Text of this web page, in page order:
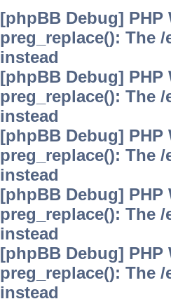
[phpBB Debug] PHP
preg_replace(): The
instead
[phpBB Debug] PHP
preg_replace(): The
instead
[phpBB Debug] PHP
preg_replace(): The
instead
[phpBB Debug] PHP
preg_replace(): The
instead
[phpBB Debug] PHP
preg_replace(): The
instead